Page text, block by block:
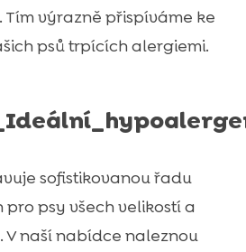
Tím výrazně přispíváme ke
psů trpících alergiemi.
sofistikovanou řadu
psy všech velikostí a
naší nabídce naleznou